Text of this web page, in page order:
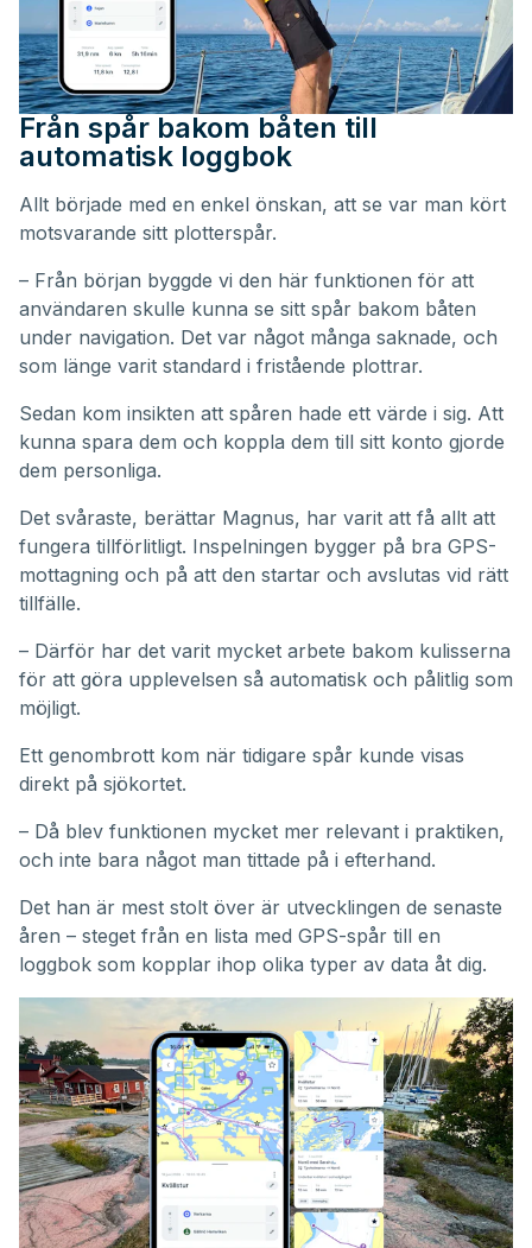
Från spår bakom båten till
automatisk loggbok
Allt började med en enkel önskan, att se var man kört
motsvarande sitt plotterspår.
– Från början byggde vi den här funktionen för att
användaren skulle kunna se sitt spår bakom båten
under navigation. Det var något många saknade, och
som länge varit standard i fristående plottrar.
Sedan kom insikten att spåren hade ett värde i sig. Att
kunna spara dem och koppla dem till sitt konto gjorde
dem personliga.
Det svåraste, berättar Magnus, har varit att få allt att
fungera tillförlitligt. Inspelningen bygger på bra GPS-
mottagning och på att den startar och avslutas vid rätt
tillfälle.
– Därför har det varit mycket arbete bakom kulisserna
för att göra upplevelsen så automatisk och pålitlig som
möjligt.
Ett genombrott kom när tidigare spår kunde visas
direkt på sjökortet.
– Då blev funktionen mycket mer relevant i praktiken,
och inte bara något man tittade på i efterhand.
Det han är mest stolt över är utvecklingen de senaste
åren – steget från en lista med GPS-spår till en
loggbok som kopplar ihop olika typer av data åt dig.